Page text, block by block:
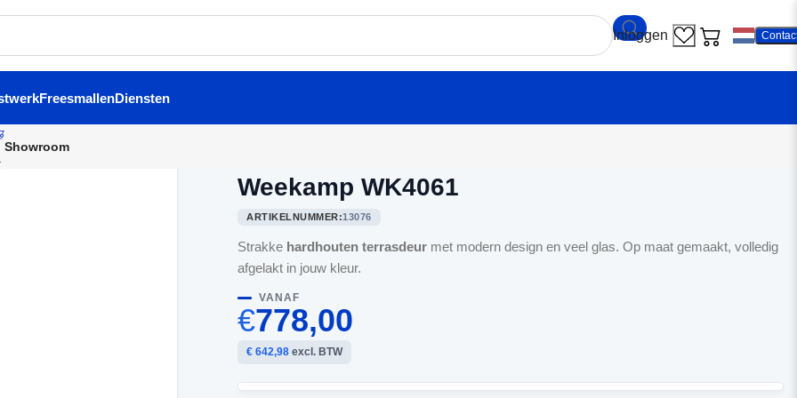
FreesmallenDiensten
Showroom
Weekamp WK4061
ARTIKELNUMMER:13076
Strakke hardhouten terrasdeur met modern design en veel glas. Op maat gemaakt, volledig
afgelakt in jouw kleur.
VANAF
€778,00
€ 642,98 excl. BTW